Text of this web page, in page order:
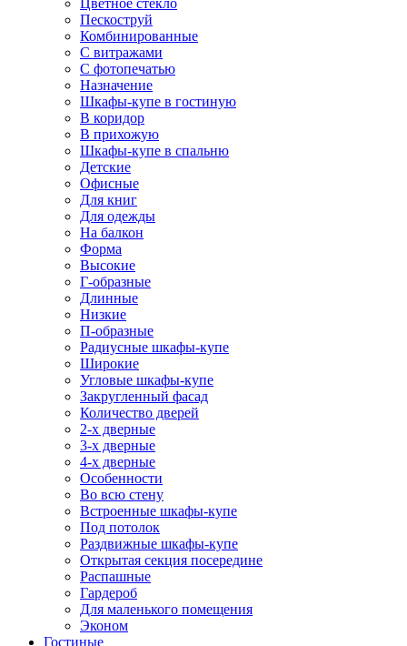
Цветное стекло
Пескоструй
Комбинированные
С витражами
С фотопечатью
Назначение
Шкафы-купе в гостиную
В коридор
В прихожую
Шкафы-купе в спальню
Детские
Офисные
Для книг
Для одежды
На балкон
Форма
Высокие
Г-образные
Длинные
Низкие
П-образные
Радиусные шкафы-купе
Широкие
Угловые шкафы-купе
Закругленный фасад
Количество дверей
2-х дверные
3-х дверные
4-х дверные
Особенности
Во всю стену
Встроенные шкафы-купе
Под потолок
Раздвижные шкафы-купе
Открытая секция посередине
Распашные
Гардероб
Для маленького помещения
Эконом
Гостиные